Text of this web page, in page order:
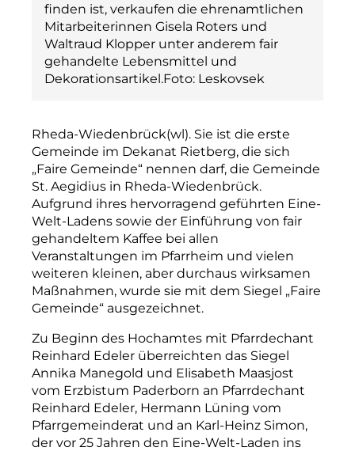
finden ist, verkaufen die ehrenamtlichen
Mitarbeiterinnen Gisela Roters und
Waltraud Klopper unter anderem fair
gehandelte Lebensmittel und
Dekorationsartikel.Foto: Leskovsek
Rheda-Wiedenbrück(wl). Sie ist die erste
Gemeinde im Dekanat Rietberg, die sich
„Faire Gemeinde“ nennen darf, die Gemeinde
St. Aegidius in Rheda-Wiedenbrück.
Aufgrund ihres hervorragend geführten Eine-
Welt-Ladens sowie der Einführung von fair
gehandeltem Kaffee bei allen
Veranstaltungen im Pfarrheim und vielen
weiteren kleinen, aber durchaus wirksamen
Maßnahmen, wurde sie mit dem Siegel „Faire
Gemeinde“ ausgezeichnet.
Zu Beginn des Hochamtes mit Pfarrdechant
Reinhard Edeler überreichten das Siegel
Annika Manegold und Elisabeth Maasjost
vom Erzbistum Paderborn an Pfarrdechant
Reinhard Edeler, Hermann Lüning vom
Pfarrgemeinderat und an Karl-Heinz Simon,
der vor 25 Jahren den Eine-Welt-Laden ins